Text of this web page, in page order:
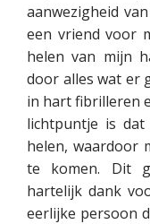
aanwezigheid
een vriend voor
helen van mijn
door alles wat er
in hart fibrilleren
lichtpuntje is dat
helen, waardoor
te komen. Dit
hartelijk dank
eerlijke persoon